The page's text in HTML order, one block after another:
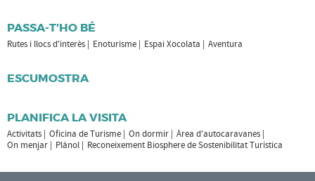
PASSA-T'HO BÉ
Rutes i llocs d'interès Enoturisme Espai Xocolata Aventura
ESCUMOSTRA
PLANIFICA LA VISITA
Activitats Oficina de Turisme On dormir
Àrea d'autocaravanes
On menjar
Plànol Reconeixement Biosphere de Sostenibilitat Turística